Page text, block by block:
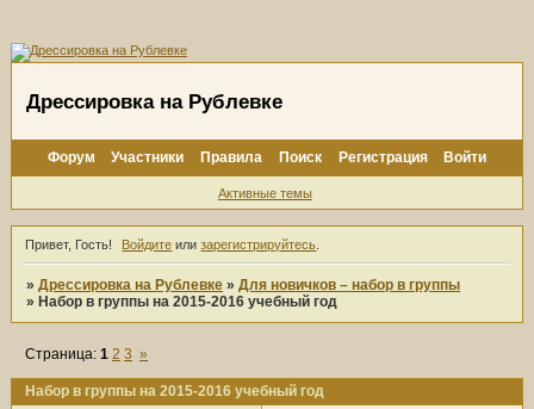
Дрессировка на Рублевке
Форум Участники Правила Поиск Регистрация Войти
Активные темы
Привет, Гость! Войдите илизарегистрируйтесь
»Дрессировка на Рублевке »Для новичков – набор в группы
» Набор в группы на 2015-2016 учебный год
Набор в группы на 2015-2016 учебный год
Страница:1 2 3 »